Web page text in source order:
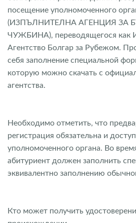
посещение уполномоченного
(ИЗПЪЛНИТЕЛНА АГЕНЦИЯ ЗА
ЧУЖБИНА), переводящегося как
Агентство Болгар за Рубежом.
себя заполнение специальной
которую можно скачать с
агентства.
Необходимо отметить, что
регистрация обязательна и
уполномоченного органа. Во
абитуриент должен заполнить
эквивалентно заполнению
Кто может получить